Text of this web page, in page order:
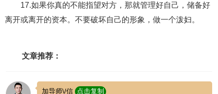
17.如果你真的不能指望对方，那就管理好自己，储备好
离开或离开的资本。不要破坏自己的形象，做一个泼妇。
文章推荐：
加导师\/信
点击复制